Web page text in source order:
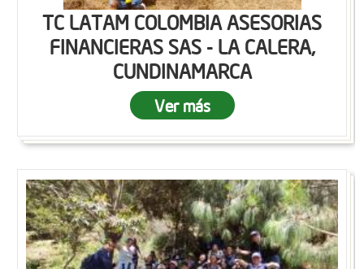
TC LATAM COLOMBIA ASESORIAS
FINANCIERAS SAS - LA CALERA,
CUNDINAMARCA
Ver más